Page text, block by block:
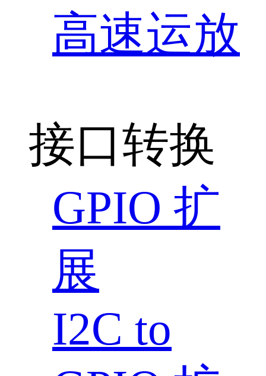
高速运放
接口转换
GPIO 扩
展
I2C to